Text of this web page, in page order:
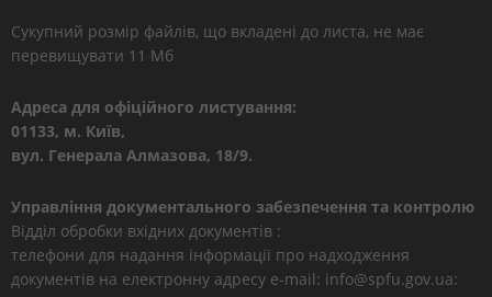
Сукупний розмір файлів, що вкладені до листа, не має
перевищувати 11 Мб
Адреса для офіційного листування:
01133, м. Київ,
вул. Генерала Алмазова, 18/9.
Управління документального забезпечення та контролю
Відділ обробки вхідних документів :
телефони для надання інформації про надходження
документів на електронну адресу e-mail: info@spfu.gov.ua: